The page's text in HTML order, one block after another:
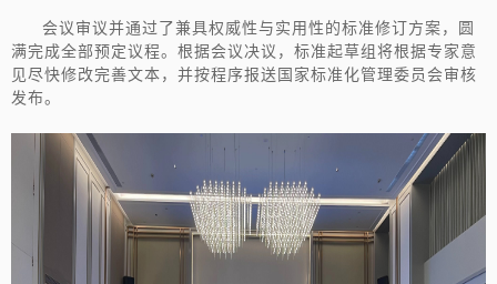
会议审议并通过了兼具权威性与实用性的标准修订方案，圆
满完成全部预定议程。根据会议决议，标准起草组将根据专家意
见尽快修改完善文本，并按程序报送国家标准化管理委员会审核
发布。